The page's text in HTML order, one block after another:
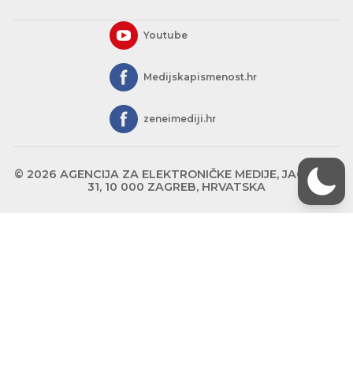
Youtube
Medijskapismenost.hr
zeneimediji.hr
© 2026 AGENCIJA ZA ELEKTRONIČKE MEDIJE, JAGIĆEVA
31, 10 000 ZAGREB, HRVATSKA